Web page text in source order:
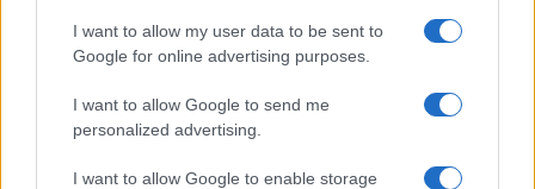
I want to allow my user data to be sent to
Google for online advertising purposes.
I want to allow Google to send me
personalized advertising.
I want to allow Google to enable storage
Netanjahuval való kapcsolatát összegezve az
ex-kémfőnök azt mondta: